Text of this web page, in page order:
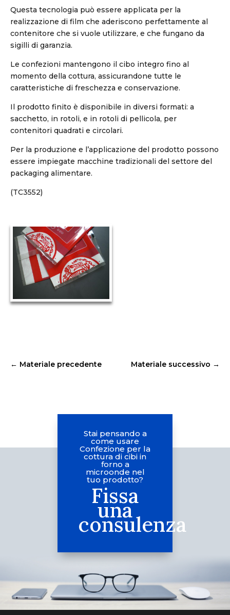
Questa tecnologia può essere applicata per la
realizzazione di film che aderiscono perfettamente al
contenitore che si vuole utilizzare, e che fungano da
sigilli di garanzia.
Le confezioni mantengono il cibo integro fino al
momento della cottura, assicurandone tutte le
caratteristiche di freschezza e conservazione.
Il prodotto finito è disponibile in diversi formati: a
sacchetto, in rotoli, e in rotoli di pellicola, per
contenitori quadrati e circolari.
Per la produzione e l’applicazione del prodotto possono
essere impiegate macchine tradizionali del settore del
packaging alimentare.
(TC3552)
← Materiale precedente Materiale successivo →
Stai pensando a
come usare
Confezione per la
cottura di cibi in
forno a
microonde nel
tuo prodotto?
Fissa
una
consulenza